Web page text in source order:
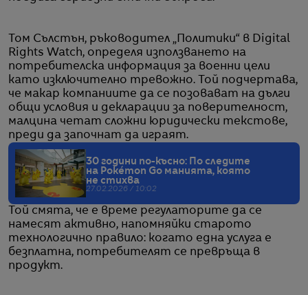
Том Сълстън, ръководител „Политики“ в Digital
Rights Watch, определя използването на
потребителска информация за военни цели
като изключително тревожно. Той подчертава,
че макар компаниите да се позовават на дълги
общи условия и декларации за поверителност,
малцина четат сложни юридически текстове,
преди да започнат да играят.
30 години по-късно: По следите
на Pokémon Go манията, която
не стихва
27.02.2026 / 10:02
Той смята, че е време регулаторите да се
намесят активно, напомняйки старото
технологично правило: когато една услуга е
безплатна, потребителят се превръща в
продукт.